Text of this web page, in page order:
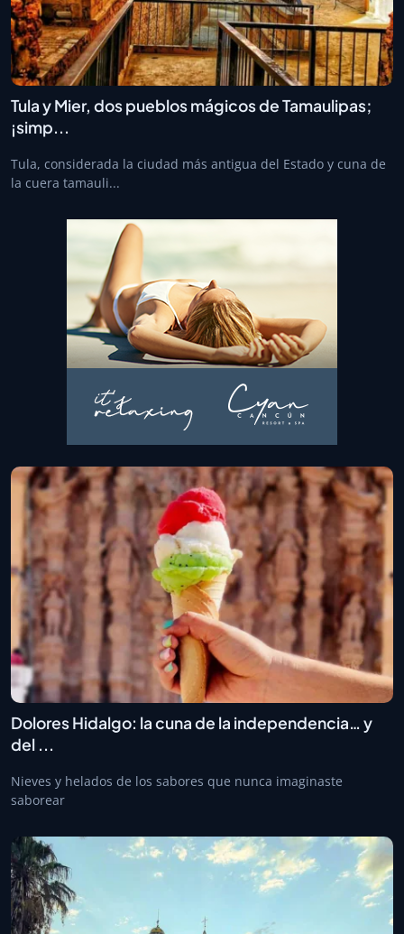
Tula y Mier, dos pueblos mágicos de Tamaulipas;
¡simp...
Tula, considerada la ciudad más antigua del Estado y cuna de
la cuera tamauli...
Dolores Hidalgo: la cuna de la independencia… y
del ...
Nieves y helados de los sabores que nunca imaginaste
saborear